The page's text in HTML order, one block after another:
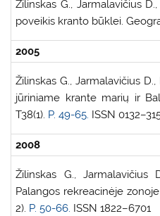
Žilinskas G., Jarmalavičius D.,
poveikis kranto būklei.
2005
Žilinskas G., Jarmalavičius D.,
jūriniame krante marių ir
T38(1). P. 49-65. ISSN
2008
Žilinskas G., Jarmalavičius
Palangos rekreacinėje
2). P. 50-66. ISSN 1822–6701